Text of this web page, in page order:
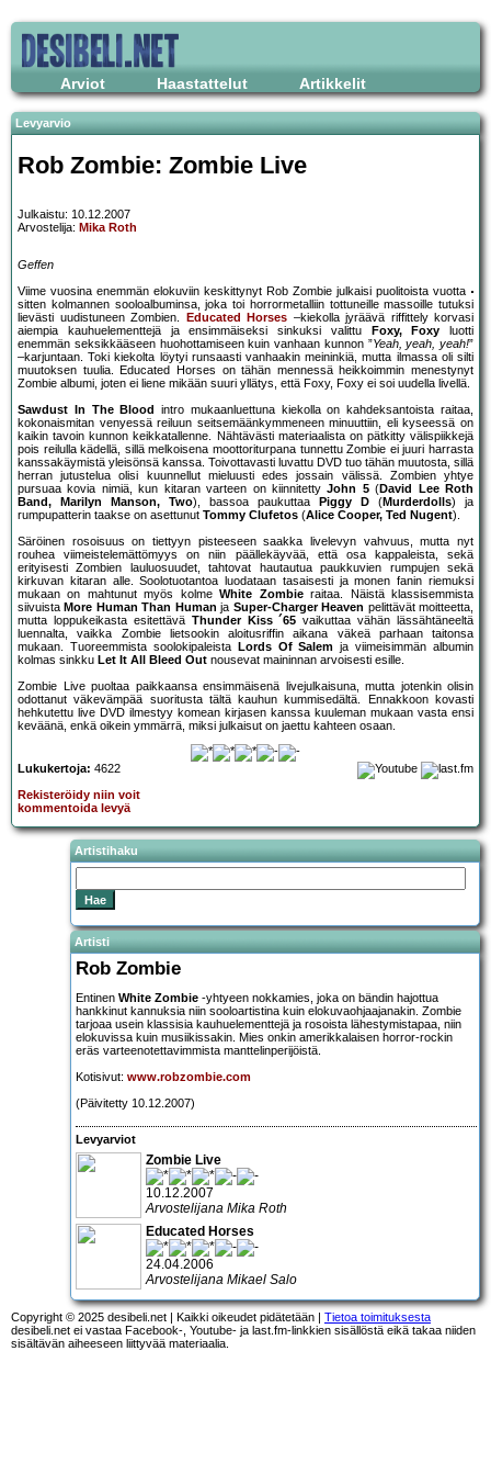
Arviot Haastattelut Artikkelit
Levyarvio
Rob Zombie: Zombie Live
Julkaistu: 10.12.2007
Arvostelija: Mika Roth
Geffen
Viime vuosina enemmän elokuviin keskittynyt Rob Zombie julkaisi puolitoista vuotta
sitten kolmannen sooloalbuminsa, joka toi horrormetalliin tottuneille massoille tutuksi
lievästi uudistuneen Zombien.
Educated Horses –kiekolla jyräävä riffittely korvasi
aiempia kauhuelementtejä ja ensimmäiseksi sinkuksi valittu
Foxy, Foxy luotti
enemmän seksikkääseen huohottamiseen kuin vanhaan kunnon ”Yeah, yeah, yeah!”
–karjuntaan. Toki kiekolta löytyi runsaasti vanhaakin meininkiä, mutta ilmassa oli silti
muutoksen tuulia. Educated Horses on tähän mennessä heikkoimmin menestynyt
Zombie albumi, joten ei liene mikään suuri yllätys, että Foxy, Foxy ei soi uudella livellä.
Sawdust In The Blood
intro mukaanluettuna kiekolla on kahdeksantoista raitaa,
kokonaismitan venyessä reiluun seitsemäänkymmeneen minuuttiin, eli kyseessä on
kaikin tavoin kunnon keikkatallenne. Nähtävästi materiaalista on pätkitty välispiikkejä
pois reilulla kädellä, sillä melkoisena moottoriturpana tunnettu Zombie ei juuri harrasta
kanssakäymistä yleisönsä kanssa. Toivottavasti luvattu DVD tuo tähän muutosta, sillä
herran jutustelua olisi kuunnellut mieluusti edes jossain välissä. Zombien yhtye
pursuaa kovia nimiä, kun kitaran varteen on kiinnitettyJohn 5(David Lee Roth
Band, Marilyn Manson, Two), bassoa paukuttaa Piggy D (Murderdolls) ja
rumpupatterin taakse on asettunut Tommy Clufetos (Alice Cooper, Ted Nugent).
Säröinen rosoisuus on tiettyyn pisteeseen saakka livelevyn vahvuus, mutta nyt
rouhea viimeistelemättömyys on niin päällekäyvää, että osa kappaleista, sekä
erityisesti Zombien lauluosuudet, tahtovat hautautua paukkuvien rumpujen sekä
kirkuvan kitaran alle. Soolotuotantoa luodataan tasaisesti ja monen fanin riemuksi
mukaan on mahtunut myös kolmeWhite Zombieraitaa. Näistä klassisemmista
siivuista More Human Than Human ja Super-Charger Heaven pelittävät moitteetta,
mutta loppukeikasta esitettävä Thunder Kiss ´65 vaikuttaa vähän lässähtäneeltä
luennalta, vaikka Zombie lietsookin aloitusriffin aikana väkeä parhaan taitonsa
mukaan. Tuoreemmista soolokipaleista
Lords Of Salem ja viimeisimmän albumin
kolmas sinkku Let It All Bleed Out nousevat maininnan arvoisesti esille.
Zombie Live puoltaa paikkaansa ensimmäisenä livejulkaisuna, mutta jotenkin olisin
odottanut väkevämpää suoritusta tältä kauhun kummisedältä. Ennakkoon kovasti
hehkutettu live DVD ilmestyy komean kirjasen kanssa kuuleman mukaan vasta ensi
keväänä, enkä oikein ymmärrä, miksi julkaisut on jaettu kahteen osaan.
Lukukertoja: 4622
Rekisteröidy niin voit
kommentoida levyä
Artistihaku
Artisti
Rob Zombie
Entinen White Zombie -yhtyeen nokkamies, joka on bändin hajottua
hankkinut kannuksia niin sooloartistina kuin elokuvaohjaajanakin. Zombie
tarjoaa usein klassisia kauhuelementtejä ja rosoista lähestymistapaa, niin
elokuvissa kuin musiikissakin. Mies onkin amerikkalaisen horror-rockin
eräs varteenotettavimmista manttelinperijöistä.
Kotisivut: www.robzombie.com
(Päivitetty 10.12.2007)
Levyarviot
Zombie Live
10.12.2007
Arvostelijana Mika Roth
Educated Horses
24.04.2006
Arvostelijana Mikael Salo
Copyright © 2025 desibeli.net | Kaikki oikeudet pidätetään | Tietoa toimituksesta
desibeli.net ei vastaa Facebook-, Youtube- ja last.fm-linkkien sisällöstä eikä takaa niiden
sisältävän aiheeseen liittyvää materiaalia.